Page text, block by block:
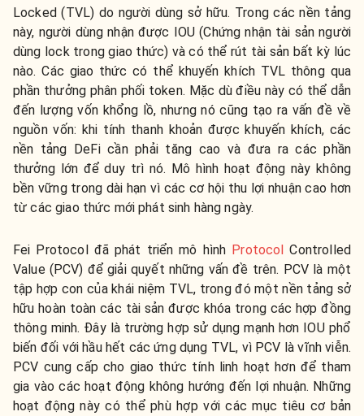
Locked (TVL) do người dùng sở hữu. Trong các nền tảng
này, người dùng nhận được IOU (Chứng nhận tài sản người
dùng lock trong giao thức) và có thể rút tài sản bất kỳ lúc
nào. Các giao thức có thể khuyến khích TVL thông qua
phần thưởng phân phối token. Mặc dù điều này có thể dẫn
đến lượng vốn khổng lồ, nhưng nó cũng tạo ra vấn đề về
nguồn vốn: khi tính thanh khoản được khuyến khích, các
nền tảng DeFi cần phải tăng cao và đưa ra các phần
thưởng lớn để duy trì nó. Mô hình hoạt động này không
bền vững trong dài hạn vì các cơ hội thu lợi nhuận cao hơn
từ các giao thức mới phát sinh hàng ngày.
Fei Protocol đã phát triển mô hình Protocol Controlled
Value (PCV) để giải quyết những vấn đề trên. PCV là một
tập hợp con của khái niệm TVL, trong đó một nền tảng sở
hữu hoàn toàn các tài sản được khóa trong các hợp đồng
thông minh. Đây là trường hợp sử dụng mạnh hơn IOU phổ
biến đối với hầu hết các ứng dụng TVL, vì PCV là vĩnh viễn.
PCV cung cấp cho giao thức tính linh hoạt hơn để tham
gia vào các hoạt động không hướng đến lợi nhuận. Những
hoạt động này có thể phù hợp với các mục tiêu cơ bản